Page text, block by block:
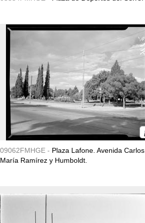
09062FMHGE - Plaza Lafone. Avenida Carlos
María Ramírez y Humboldt.